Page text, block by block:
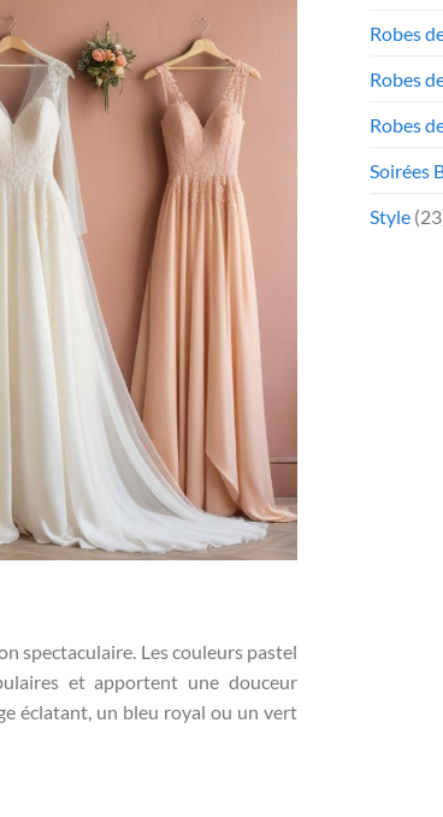
spectaculaire. Les couleurs pastel
et apportent une douceur
éclatant, un bleu royal ou un vert
Robes
Robes
Robes
Soirées
Style